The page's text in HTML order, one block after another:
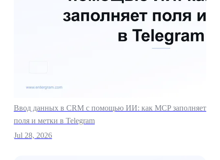
Ввод данных в CRM с помощью ИИ: как MCP заполняет
поля и метки в Telegram
Jul 28, 2026